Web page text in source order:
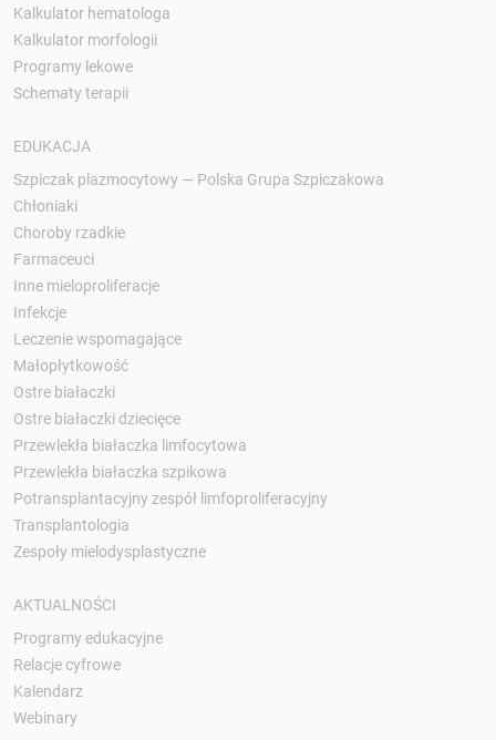
Kalkulator hematologa
Kalkulator morfologii
Programy lekowe
Schematy terapii
EDUKACJA
Szpiczak plazmocytowy — Polska Grupa Szpiczakowa
Chłoniaki
Choroby rzadkie
Farmaceuci
Inne mieloproliferacje
Infekcje
Leczenie wspomagające
Małopłytkowość
Ostre białaczki
Ostre białaczki dziecięce
Przewlekła białaczka limfocytowa
Przewlekła białaczka szpikowa
Potransplantacyjny zespół limfoproliferacyjny
Transplantologia
Zespoły mielodysplastyczne
AKTUALNOŚCI
Programy edukacyjne
Relacje cyfrowe
Kalendarz
Webinary